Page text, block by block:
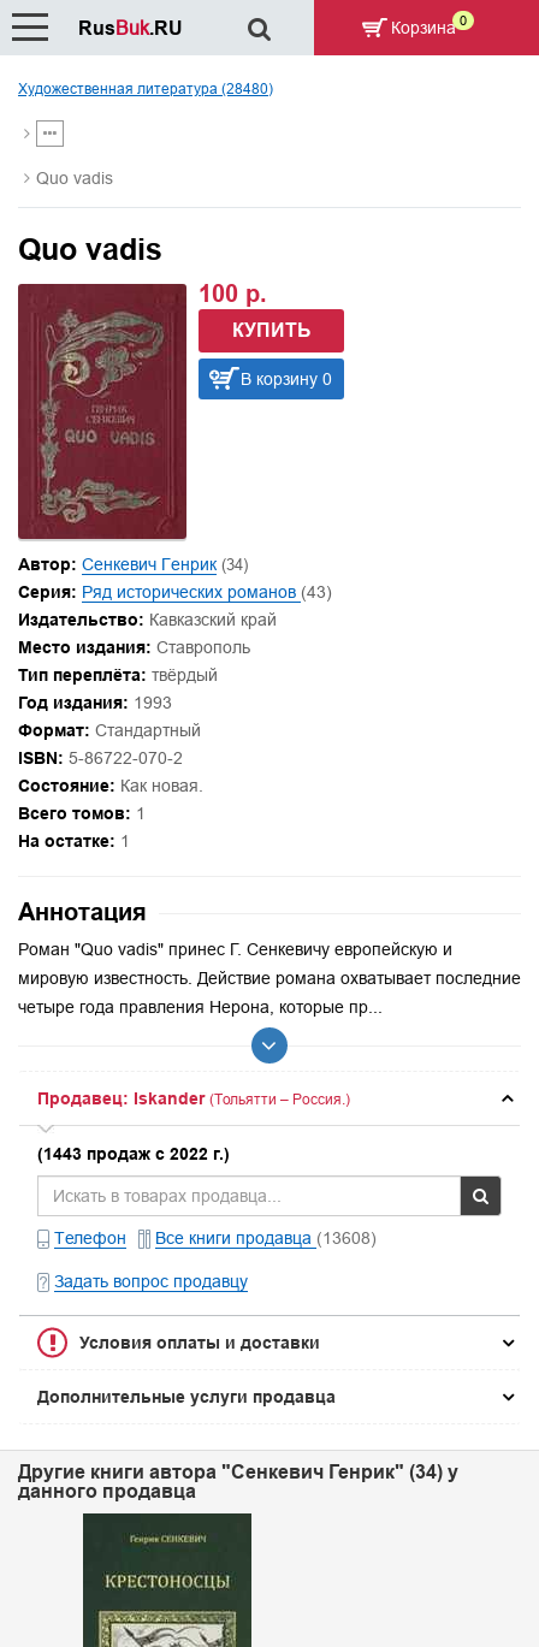
Художественная литература (28480)
Quo vadis
Quo vadis
100 р.
КУПИТЬ
В корзину 0
Автор: Сенкевич Генрик (34)
Серия: Ряд исторических романов (43)
Издательство: Кавказский край
Место издания: Ставрополь
Тип переплёта: твёрдый
Год издания: 1993
Формат: Стандартный
ISBN: 5-86722-070-2
Состояние: Как новая.
Всего томов: 1
На остатке: 1
Аннотация
Роман "Quo vadis" принес Г. Сенкевичу европейскую и
мировую известность. Действие романа охватывает последние
четыре года правления Нерона, которые пр...
Продавец: Iskander (Тольятти – Россия.)
(1443 продаж с 2022 г.)
Телефон Все книги продавца (13608)
Задать вопрос продавцу
Условия оплаты и доставки
Дополнительные услуги продавца
Другие книги автора "Сенкевич Генрик" (34) у
данного продавца
RusBuk.RU Корзина 0